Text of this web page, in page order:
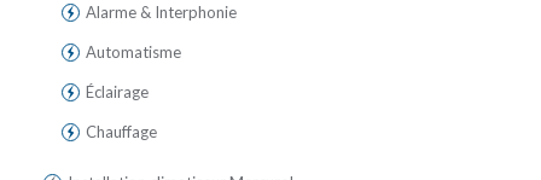
Alarme & Interphonie
Automatisme
Éclairage
Chauffage